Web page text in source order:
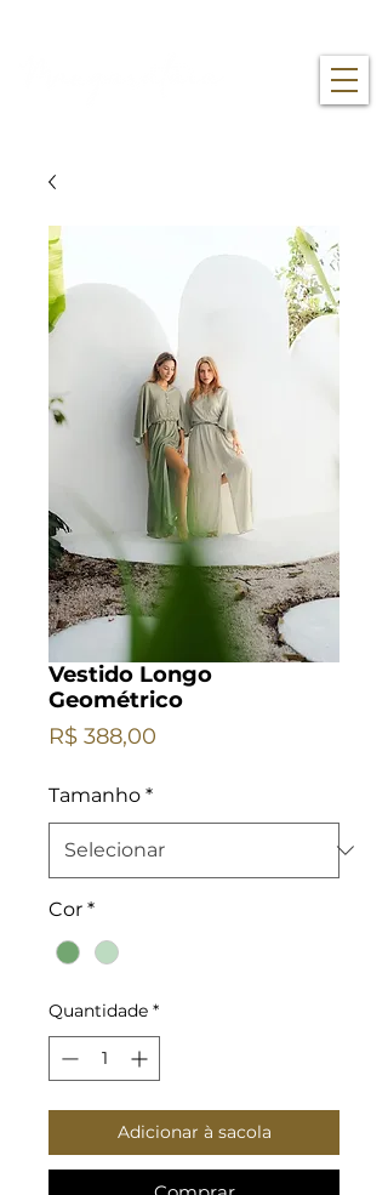
Vestido Longo
Geométrico
R$ 388,00
Tamanho *
Cor *
Quantidade *
Adicionar à sacola